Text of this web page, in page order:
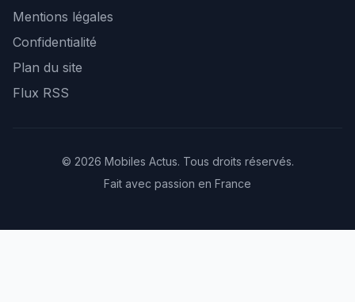
Mentions légales
Confidentialité
Plan du site
Flux RSS
© 2026 Mobiles Actus. Tous droits réservés.
Fait avec passion en France